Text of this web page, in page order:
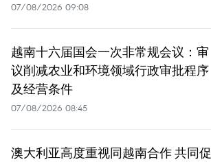
07/08/2026 09:08
越南十六届国会一次非常规会议：审
议削减农业和环境领域行政审批程序
及经营条件
07/08/2026 08:45
澳大利亚高度重视同越南合作 共同促